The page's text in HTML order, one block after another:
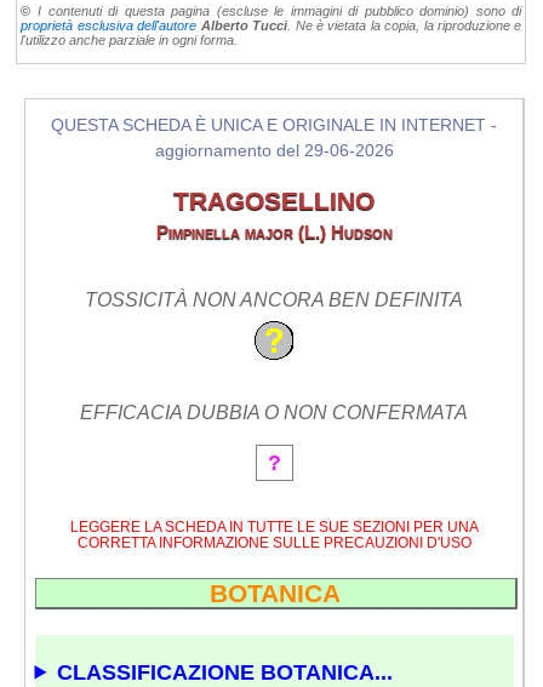
© I contenuti di questa pagina (escluse le immagini di pubblico dominio) sono di
proprietà esclusiva dell'autore Alberto Tucci . Ne è vietata la copia, la riproduzione e
l'utilizzo anche parziale in ogni forma.
QUESTA SCHEDA È UNICA E ORIGINALE IN INTERNET -
aggiornamento del 29-06-2026
TRAGOSELLINO
Pimpinella major (L.) Hudson
TOSSICITÀ NON ANCORA BEN DEFINITA
EFFICACIA DUBBIA O NON CONFERMATA
?
LEGGERE LA SCHEDA IN TUTTE LE SUE SEZIONI PER UNA
CORRETTA INFORMAZIONE SULLE PRECAUZIONI D'USO
BOTANICA
CLASSIFICAZIONE BOTANICA...